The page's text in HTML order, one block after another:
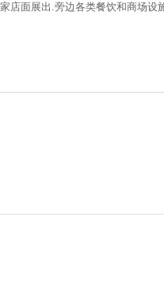
店面展出.旁边各类餐饮和商场设